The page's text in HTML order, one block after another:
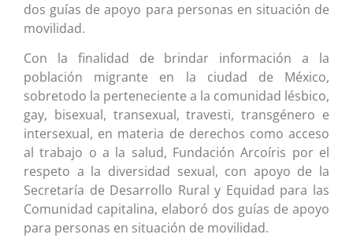
dos guías de apoyo para personas en situación de
movilidad.
Con la finalidad de brindar información a la
población migrante en la ciudad de México,
sobretodo la perteneciente a la comunidad lésbico,
gay, bisexual, transexual, travesti, transgénero e
intersexual, en materia de derechos como acceso
al trabajo o a la salud, Fundación Arcoíris por el
respeto a la diversidad sexual, con apoyo de la
Secretaría de Desarrollo Rural y Equidad para las
Comunidad capitalina, elaboró dos guías de apoyo
para personas en situación de movilidad.